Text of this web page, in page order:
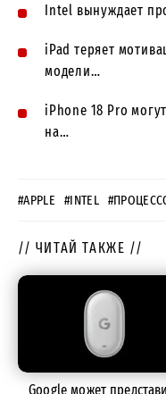
Intel вынуждает
iPad теряет
модели…
iPhone 18 Pro
на…
#APPLE #INTEL
// ЧИТАЙ ТАКЖЕ //
Google может